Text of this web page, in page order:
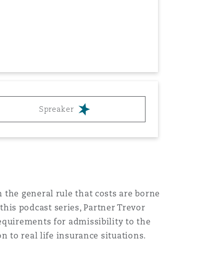
Spreaker
general rule that costs are borne
podcast series, Partner Trevor
for admissibility to the
to real life insurance situations.